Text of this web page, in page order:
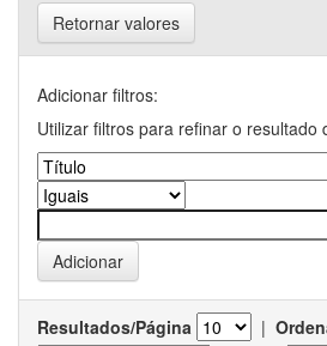
Retornar valores
Adicionar filtros:
Utilizar filtros para refinar o resultado
Resultados/Página |